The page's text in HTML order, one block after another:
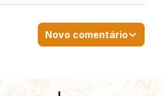
Novo comentário